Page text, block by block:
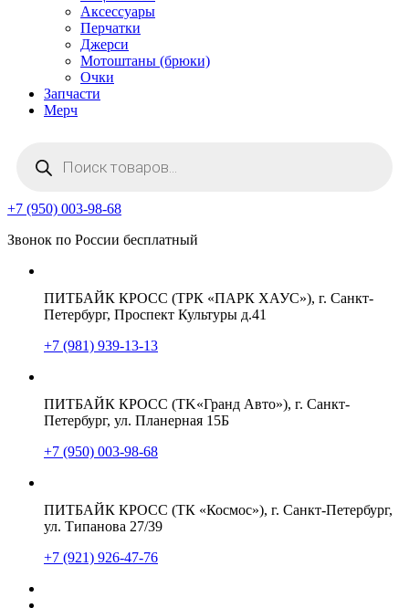
Аксессуары
Перчатки
Джерси
Мотоштаны (брюки)
Очки
Запчасти
Мерч
товаров
+7 (950) 003-98-68
Звонок по России бесплатный
ПИТБАЙК КРОСС (ТРК «ПАРК ХАУС»), г. Санкт-
Петербург, Проспект Культуры д.41
+7 (981) 939-13-13
ПИТБАЙК КРОСС (TK«Гранд Авто»), г. Санкт-
Петербург, ул. Планерная 15Б
+7 (950) 003-98-68
ПИТБАЙК КРОСС (ТК «Космос»), г. Санкт-Петербург,
ул. Типанова 27/39
+7 (921) 926-47-76